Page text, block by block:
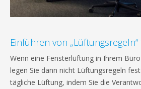
Einführen von
Wenn eine Fensterlüftung in Ihrem
legen Sie dann nicht Lüftungsregeln
tägliche Lüftung, indem Sie die